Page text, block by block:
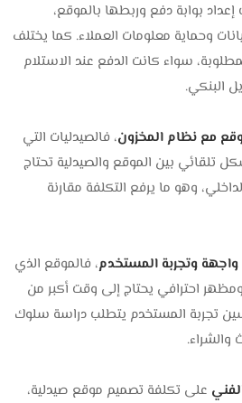
بوابة دفع وربطها بالموقع،
وحماية معلومات العملاء. كما يختلف
سواء كانت الدفع عند الاستلام
البنكي.
مع نظام المخزون، فالصيدليات التي
تلقائي بين الموقع والصيدلية تحتاج
وهو ما يرفع التكلفة مقارنة
وتجربة المستخدم، فالموقع الذي
احترافي يحتاج إلى وقت أكبر من
تجربة المستخدم يتطلب دراسة سلوك
والشراء.
على تكلفة تصميم موقع صيدلية،